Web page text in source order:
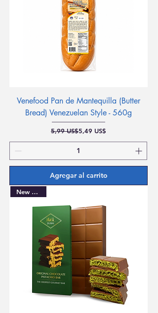
Venefood Pan de Mantequilla (Butter
Bread) Venezuelan Style - 560g
Precio
5,99 US$Precio de oferta
5,49 US$
Agregar al carrito
New Arrival